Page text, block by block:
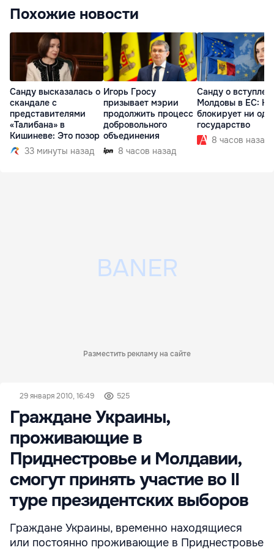
Похожие новости
Санду высказалась о
скандале с
представителями
«Талибана» в
Кишиневе: Это позор
33 минуты назад
Игорь Гросу
призывает мэрии
продолжить процесс
добровольного
объединения
8 часов назад
Санду о
Молдовы в ЕС:
блокирует ни
государство
8 часов назад
Разместить рекламу на сайте
29 января 2010, 16:49 525
Граждане Украины,
проживающие в
Приднестровье и Молдавии,
смогут принять участие во II
туре президентских выборов
Граждане Украины, временно находящиеся
или постоянно проживающие в Приднестровье